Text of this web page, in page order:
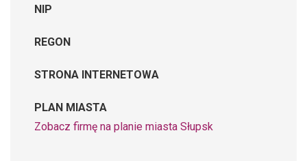
NIP
REGON
STRONA INTERNETOWA
PLAN MIASTA
Zobacz firmę na planie miasta Słupsk